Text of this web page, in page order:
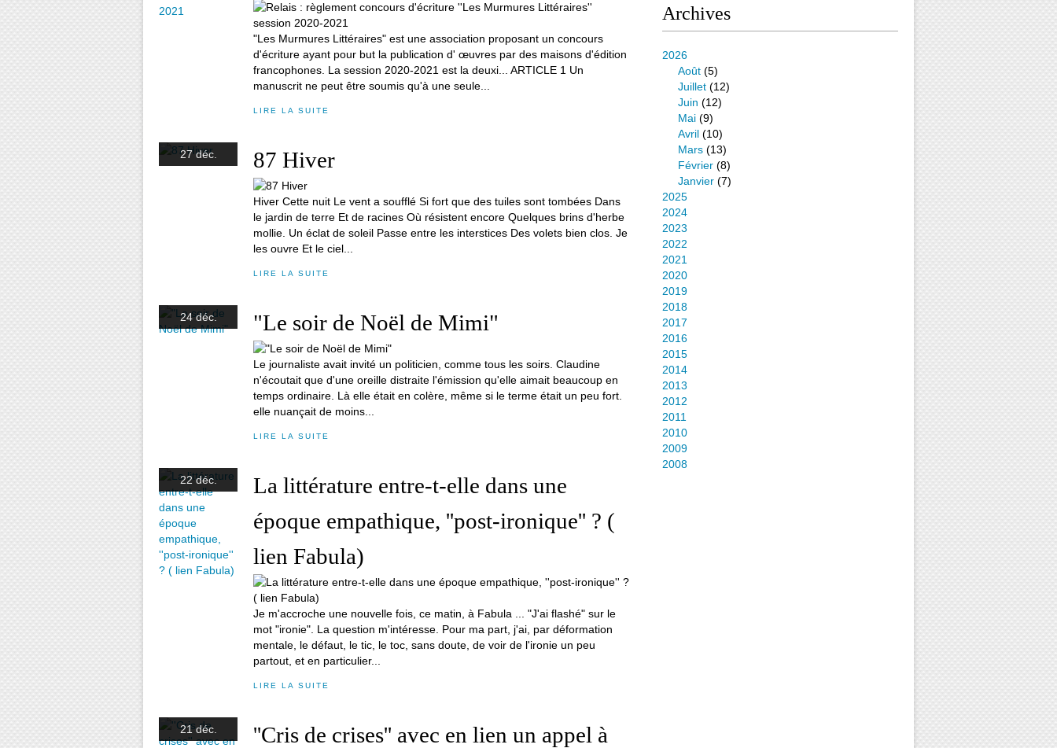
"Les Murmures Littéraires" est une association proposant un concours
d'écriture ayant pour but la publication d' œuvres par des maisons d'édition
francophones. La session 2020-2021 est la deuxi... ARTICLE 1 Un
manuscrit ne peut être soumis qu'à une seule...
LIRE LA SUITE
27 déc. 87 Hiver
Hiver Cette nuit Le vent a soufflé Si fort que des tuiles sont tombées Dans
le jardin de terre Et de racines Où résistent encore Quelques brins d'herbe
mollie. Un éclat de soleil Passe entre les interstices Des volets bien clos. Je
les ouvre Et le ciel...
LIRE LA SUITE
24 déc. "Le soir de Noël de Mimi"
Le journaliste avait invité un politicien, comme tous les soirs. Claudine
n'écoutait que d'une oreille distraite l'émission qu'elle aimait beaucoup en
temps ordinaire. Là elle était en colère, même si le terme était un peu fort.
elle nuançait de moins...
LIRE LA SUITE
22 déc.
La littérature entre-t-elle dans une
époque empathique, ''post-ironique'' ? (
lien Fabula)
Je m'accroche une nouvelle fois, ce matin, à Fabula ... "J'ai flashé" sur le
mot "ironie". La question m'intéresse. Pour ma part, j'ai, par déformation
mentale, le défaut, le tic, le toc, sans doute, de voir de l'ironie un peu
partout, et en particulier...
LIRE LA SUITE
21 déc.
''Cris de crises'' avec en lien un appel à
Archives
2026
Août (5)
Juillet (12)
Juin (12)
Mai (9)
Avril (10)
Mars (13)
Février (8)
Janvier (7)
2025
2024
2023
2022
2021
2020
2019
2018
2017
2016
2015
2014
2013
2012
2011
2010
2009
2008